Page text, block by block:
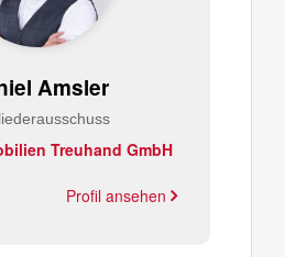
Amsler
Treuhand GmbH
Profil ansehen